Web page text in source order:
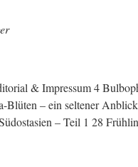
& Impressum 4
– ein seltener
– Teil 1 28